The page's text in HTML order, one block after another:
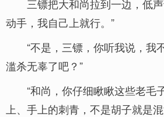
三镖把大和尚拉到一边，低
动手，我自己上就行。”
“不是，三镖，你听我说，我
滥杀无辜了吧？”
“和尚，你仔细瞅瞅这些老毛
上、手上的刺青，不是胡子就是